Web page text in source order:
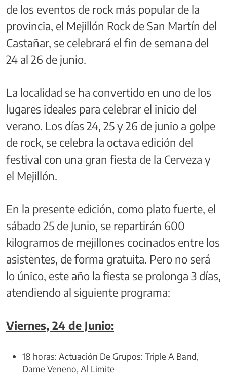
de los eventos de rock más popular de la
provincia, el Mejillón Rock de San Martín del
Castañar, se celebrará el fin de semana del
24 al 26 de junio.
La localidad se ha convertido en uno de los
lugares ideales para celebrar el inicio del
verano. Los días 24, 25 y 26 de junio a golpe
de rock, se celebra la octava edición del
festival con una gran fiesta de la Cerveza y
el Mejillón.
En la presente edición, como plato fuerte, el
sábado 25 de Junio, se repartirán 600
kilogramos de mejillones cocinados entre los
asistentes, de forma gratuita. Pero no será
lo único, este año la fiesta se prolonga 3 días,
atendiendo al siguiente programa:
Viernes, 24 de Junio:
18 horas: Actuación De Grupos: Triple A Band,
Dame Veneno, Al Limite